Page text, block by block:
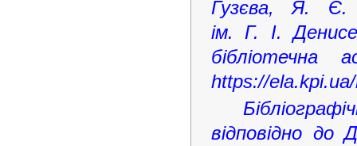
Гузєва, Я.
ім. Г. І.
https://
відповідно до